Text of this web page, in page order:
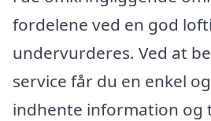
fordelene ved en god
undervurderes. Ved at
service får du en enkel
indhente information og